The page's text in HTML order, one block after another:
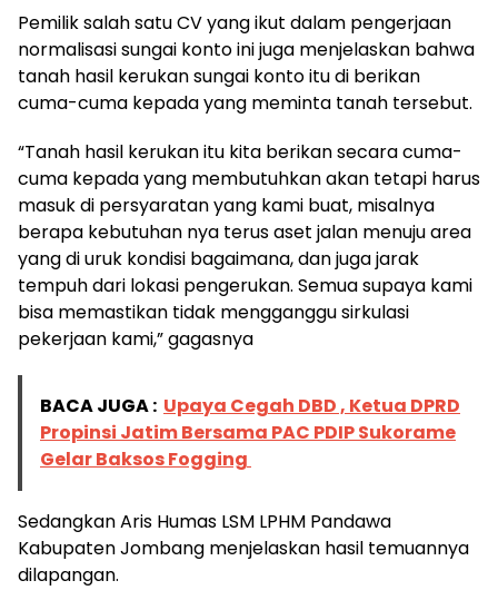
Pemilik salah satu CV yang ikut dalam pengerjaan
normalisasi sungai konto ini juga menjelaskan bahwa
tanah hasil kerukan sungai konto itu di berikan
cuma-cuma kepada yang meminta tanah tersebut.
“Tanah hasil kerukan itu kita berikan secara cuma-
cuma kepada yang membutuhkan akan tetapi harus
masuk di persyaratan yang kami buat, misalnya
berapa kebutuhan nya terus aset jalan menuju area
yang di uruk kondisi bagaimana, dan juga jarak
tempuh dari lokasi pengerukan. Semua supaya kami
bisa memastikan tidak mengganggu sirkulasi
pekerjaan kami,” gagasnya
BACA JUGA : Upaya Cegah DBD , Ketua DPRD
Propinsi Jatim Bersama PAC PDIP Sukorame
Gelar Baksos Fogging
Sedangkan Aris Humas LSM LPHM Pandawa
Kabupaten Jombang menjelaskan hasil temuannya
dilapangan.